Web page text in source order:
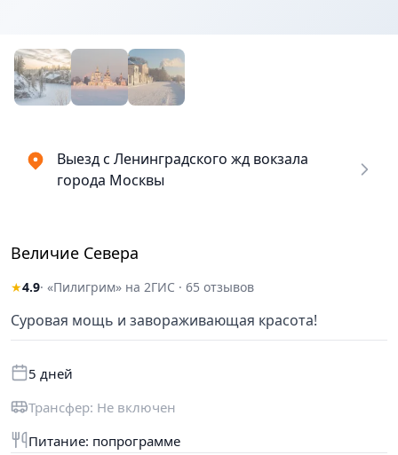
Выезд с Ленинградского жд вокзала
города Москвы
Величие Севера
★4.9· «Пилигрим» на 2ГИС · 65 отзывов
Суровая мощь и завораживающая красота!
5 дней
Трансфер: Не включен
Питание: попрограмме